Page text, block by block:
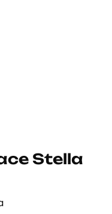
Stella